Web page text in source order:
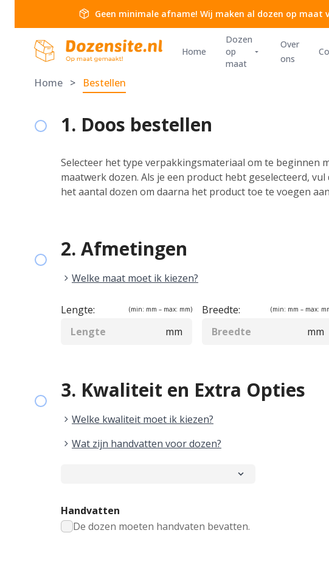
Ga naar de inhoud
package_2 Geen minimale afname! Wij maken al dozen op maat
Dozensite Home
Dozen
op
maat
arrow_drop_down
Over
ons
Home > Bestellen
1. Doos bestellen
Selecteer het type verpakkingsmateriaal om te beginnen
maatwerk dozen. Als je een product hebt geselecteerd,
het aantal dozen om daarna het product toe te voegen
2. Afmetingen
chevron_right Welke maat moet ik kiezen?
Lengte: (min: mm – max: mm)
mm
Breedte: (min: mm – max:
mm
3. Kwaliteit en Extra Opties
chevron_right Welke kwaliteit moet ik kiezen?
chevron_right Wat zijn handvatten voor dozen?
Handvatten
De dozen moeten handvaten bevatten.